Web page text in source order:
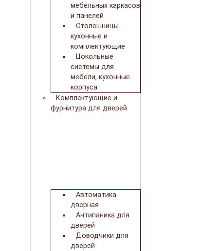
мебельных каркасов
и панелей
Столешницы
кухонные и
комплектующие
Цокольные
системы для
мебели, кухонные
корпуса
Комплектующие и
фурнитура для дверей
Автоматика
дверная
Антипаника для
дверей
Доводчики для
дверей